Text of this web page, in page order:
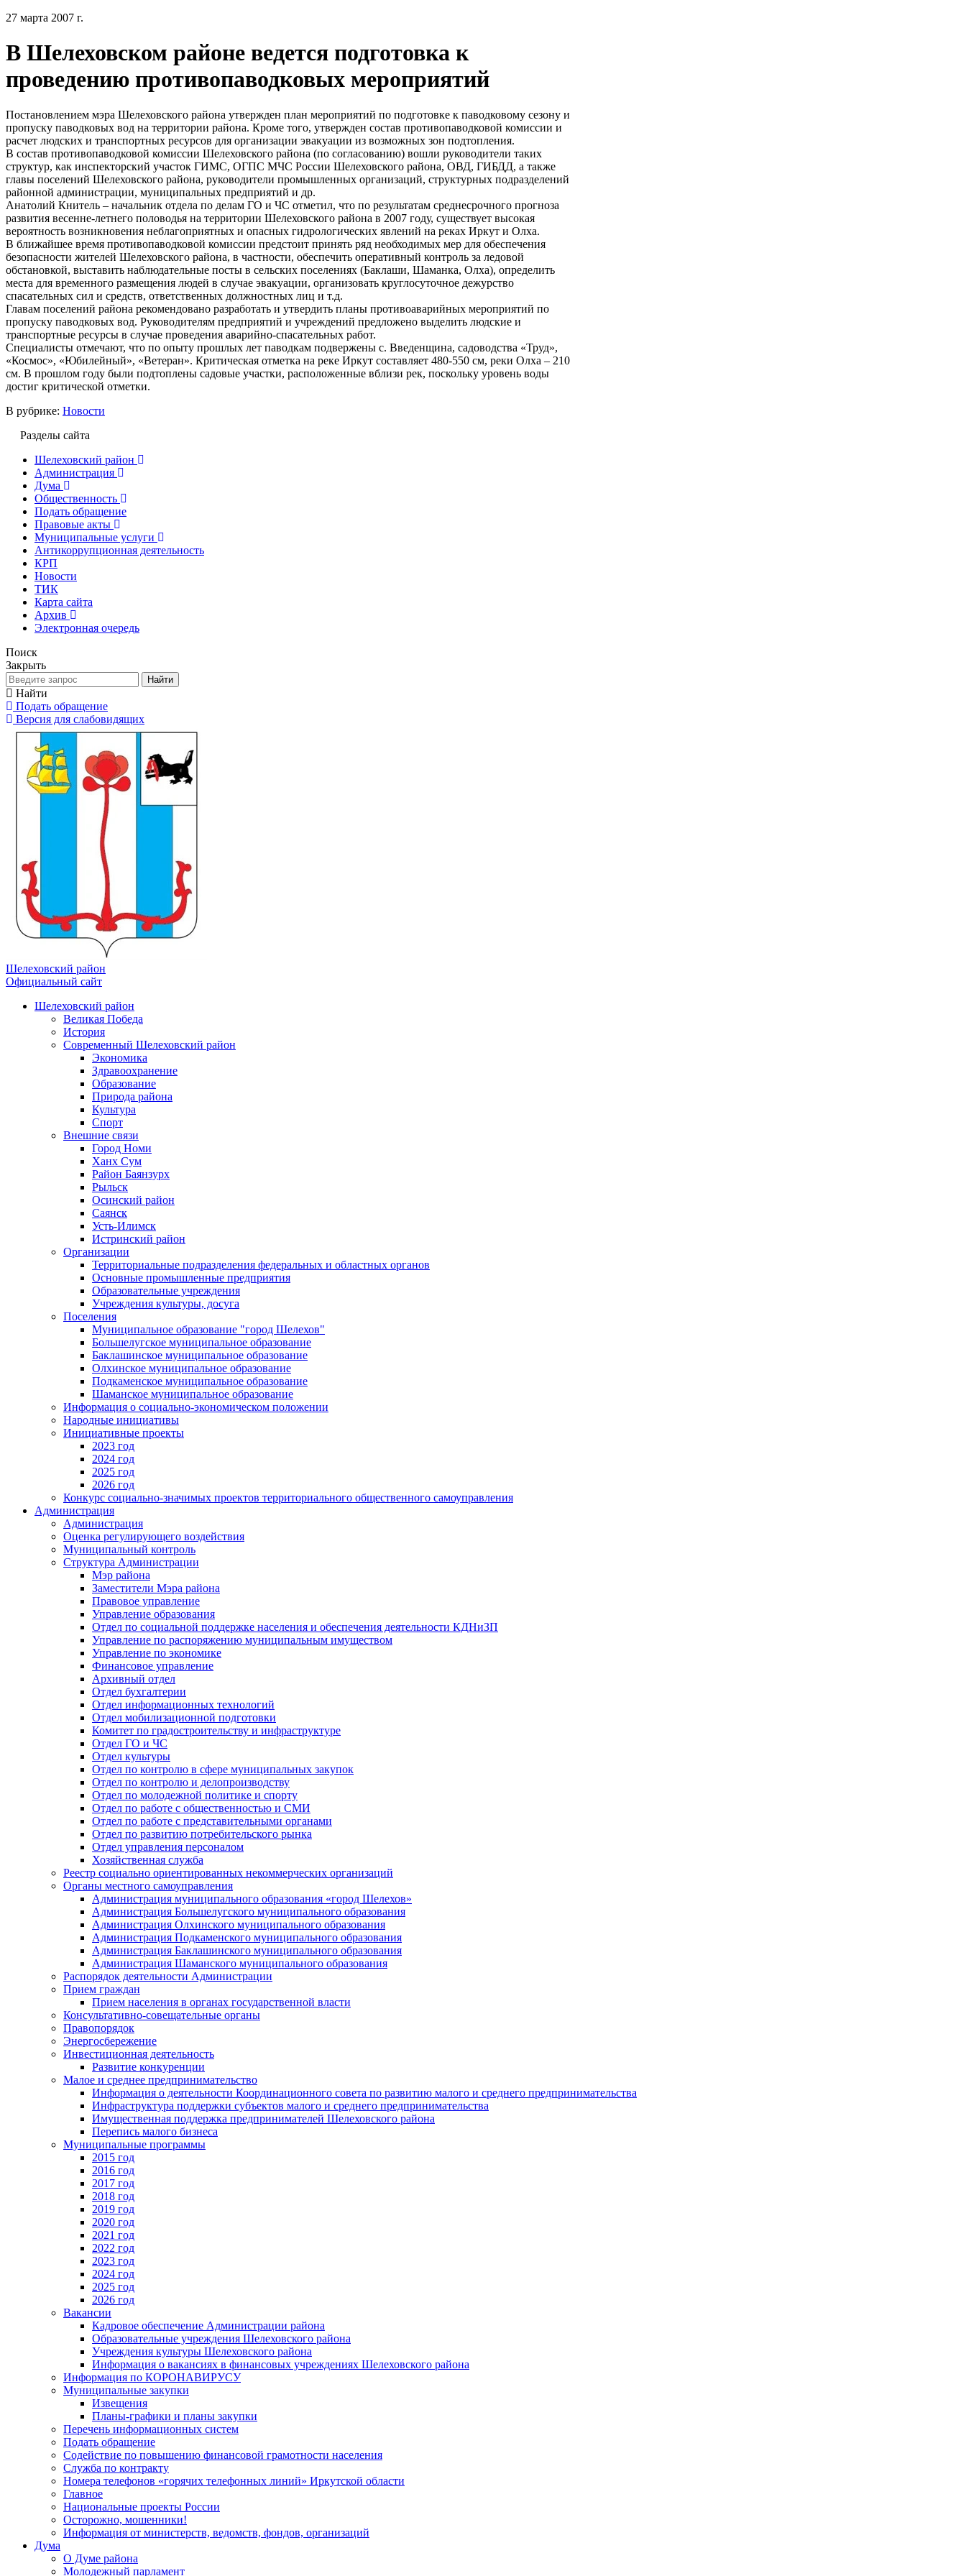
27 марта 2007 г.
В Шелеховском районе ведется подготовка к
проведению противопаводковых мероприятий
Постановлением мэра Шелеховского района утвержден план мероприятий по подготовке к паводковому сезону и
пропуску паводковых вод на территории района. Кроме того, утвержден состав противопаводковой комиссии и
расчет людских и транспортных ресурсов для организации эвакуации из возможных зон подтопления.
В состав противопаводковой комиссии Шелеховского района (по согласованию) вошли руководители таких
структур, как инспекторский участок ГИМС, ОГПС МЧС России Шелеховского района, ОВД, ГИБДД, а также
главы поселений Шелеховского района, руководители промышленных организаций, структурных подразделений
районной администрации, муниципальных предприятий и др.
Анатолий Книтель – начальник отдела по делам ГО и ЧС отметил, что по результатам среднесрочного прогноза
развития весенне-летнего половодья на территории Шелеховского района в 2007 году, существует высокая
вероятность возникновения неблагоприятных и опасных гидрологических явлений на реках Иркут и Олха.
В ближайшее время противопаводковой комиссии предстоит принять ряд необходимых мер для обеспечения
безопасности жителей Шелеховского района, в частности, обеспечить оперативный контроль за ледовой
обстановкой, выставить наблюдательные посты в сельских поселениях (Баклаши, Шаманка, Олха), определить
места для временного размещения людей в случае эвакуации, организовать круглосуточное дежурство
спасательных сил и средств, ответственных должностных лиц и т.д.
Главам поселений района рекомендовано разработать и утвердить планы противоаварийных мероприятий по
пропуску паводковых вод. Руководителям предприятий и учреждений предложено выделить людские и
транспортные ресурсы в случае проведения аварийно-спасательных работ.
Специалисты отмечают, что по опыту прошлых лет паводкам подвержены с. Введенщина, садоводства «Труд»,
«Космос», «Юбилейный», «Ветеран». Критическая отметка на реке Иркут составляет 480-550 см, реки Олха – 210
см. В прошлом году были подтоплены садовые участки, расположенные вблизи рек, поскольку уровень воды
достиг критической отметки.
В рубрике: Новости
Разделы сайта
Шелеховский район
Администрация
Дума
Общественность
Подать обращение
Правовые акты
Муниципальные услуги
Антикоррупционная деятельность
КРП
Новости
ТИК
Карта сайта
Архив
Электронная очередь
Поиск
Закрыть
Найти
Найти
Подать обращение
Версия для слабовидящих
Шелеховский район
Официальный сайт
Шелеховский район
Великая Победа
История
Современный Шелеховский район
Экономика
Здравоохранение
Образование
Природа района
Культура
Спорт
Внешние связи
Город Номи
Ханх Сум
Район Баянзурх
Рыльск
Осинский район
Саянск
Усть-Илимск
Истринский район
Организации
Территориальные подразделения федеральных и областных органов
Основные промышленные предприятия
Образовательные учреждения
Учреждения культуры, досуга
Поселения
Муниципальное образование "город Шелехов"
Большелугское муниципальное образование
Баклашинское муниципальное образование
Олхинское муниципальное образование
Подкаменское муниципальное образование
Шаманское муниципальное образование
Информация о социально-экономическом положении
Народные инициативы
Инициативные проекты
2023 год
2024 год
2025 год
2026 год
Конкурс социально-значимых проектов территориального общественного самоуправления
Администрация
Администрация
Оценка регулирующего воздействия
Муниципальный контроль
Структура Администрации
Мэр района
Заместители Мэра района
Правовое управление
Управление образования
Отдел по социальной поддержке населения и обеспечения деятельности КДНиЗП
Управление по распоряжению муниципальным имуществом
Управление по экономике
Финансовое управление
Архивный отдел
Отдел бухгалтерии
Отдел информационных технологий
Отдел мобилизационной подготовки
Комитет по градостроительству и инфраструктуре
Отдел ГО и ЧС
Отдел культуры
Отдел по контролю в сфере муниципальных закупок
Отдел по контролю и делопроизводству
Отдел по молодежной политике и спорту
Отдел по работе с общественностью и СМИ
Отдел по работе с представительными органами
Отдел по развитию потребительского рынка
Отдел управления персоналом
Хозяйственная служба
Реестр социально ориентированных некоммерческих организаций
Органы местного самоуправления
Администрация муниципального образования «город Шелехов»
Администрация Большелугского муниципального образования
Администрация Олхинского муниципального образования
Администрация Подкаменского муниципального образования
Администрация Баклашинского муниципального образования
Администрация Шаманского муниципального образования
Распорядок деятельности Администрации
Прием граждан
Прием населения в органах государственной власти
Консультативно-совещательные органы
Правопорядок
Энергосбережение
Инвестиционная деятельность
Развитие конкуренции
Малое и среднее предпринимательство
Информация о деятельности Координационного совета по развитию малого и среднего предпринимательства
Инфраструктура поддержки субъектов малого и среднего предпринимательства
Имущественная поддержка предпринимателей Шелеховского района
Перепись малого бизнеса
Муниципальные программы
2015 год
2016 год
2017 год
2018 год
2019 год
2020 год
2021 год
2022 год
2023 год
2024 год
2025 год
2026 год
Вакансии
Кадровое обеспечение Администрации района
Образовательные учреждения Шелеховского района
Учреждения культуры Шелеховского района
Информация о вакансиях в финансовых учреждениях Шелеховского района
Информация по КОРОНАВИРУСУ
Муниципальные закупки
Извещения
Планы-графики и планы закупки
Перечень информационных систем
Подать обращение
Содействие по повышению финансовой грамотности населения
Служба по контракту
Номера телефонов «горячих телефонных линий» Иркутской области
Главное
Национальные проекты России
Осторожно, мошенники!
Информация от министерств, ведомств, фондов, организаций
Дума
О Думе района
Молодежный парламент